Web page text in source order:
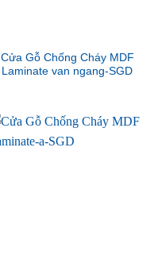
Cửa Gỗ Chống Cháy MDF
Laminate van ngang-SGD